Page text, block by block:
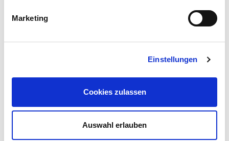
Marketing
Einstellungen
Cookies zulassen
Auswahl erlauben
E-mail
*= campi obbligatori